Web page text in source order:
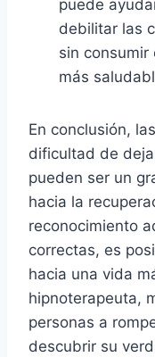
puede
debilitar las
sin consumir
más
En conclusión,
dificultad de
pueden ser un
hacia la
reconocimiento
correctas, es
hacia una vida
hipnoterapeuta,
personas a
descubrir su